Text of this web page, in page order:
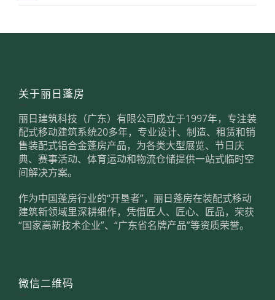
关于丽日蓬房
丽日建筑科技（广东）有限公司成立于1997年，专注装
配式移动建筑系统20多年，专业设计、制造、租赁和销
售装配式铝合金蓬房产品，为各类大型展览、节日庆
典、赛事活动、体育运动和物流仓储提供一站式临时空
间解决方案。
作为中国蓬房行业的“开垦者”，丽日蓬房在装配式移动
建筑新领域里深耕细作，凭借匠人、匠心、匠品，荣获
“国家高新技术企业”、“广东省名牌产品”等资质荣誉。
微信二维码